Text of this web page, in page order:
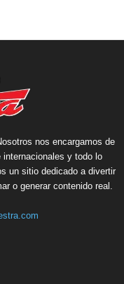
nos encargamos de
internacionales y todo lo
un sitio dedicado a divertir
o generar contenido real.